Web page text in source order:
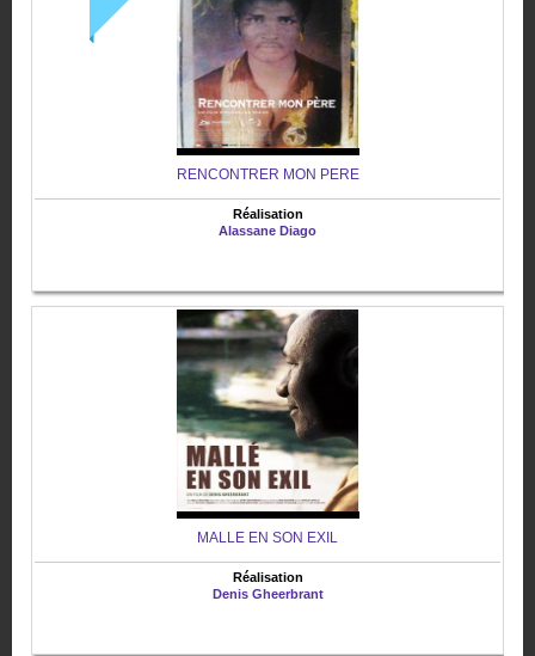
RENCONTRER MON PERE
Réalisation
Alassane Diago
MALLE EN SON EXIL
Réalisation
Denis Gheerbrant